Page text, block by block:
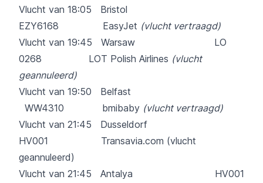
Vlucht van 18:05 Bristol
EZY6168 EasyJet (vlucht vertraagd)
Vlucht van 19:45 Warsaw LO
0268 LOT Polish Airlines (vlucht
geannuleerd)
Vlucht van 19:50 Belfast
WW4310 bmibaby (vlucht vertraagd)
Vlucht van 21:45 Dusseldorf
HV001 Transavia.com (vlucht
geannuleerd)
Vlucht van 21:45 Antalya HV001